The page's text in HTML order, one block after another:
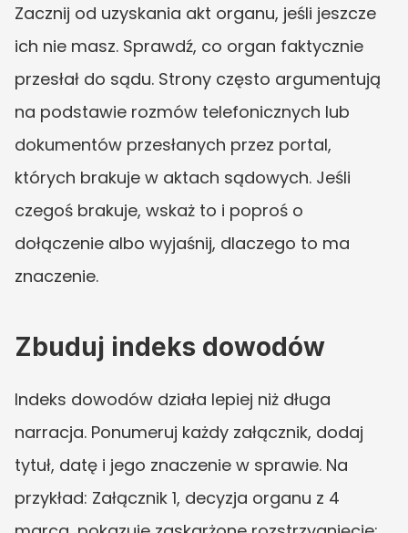
Zacznij od uzyskania akt organu, jeśli jeszcze
ich nie masz. Sprawdź, co organ faktycznie
przesłał do sądu. Strony często argumentują
na podstawie rozmów telefonicznych lub
dokumentów przesłanych przez portal,
których brakuje w aktach sądowych. Jeśli
czegoś brakuje, wskaż to i poproś o
dołączenie albo wyjaśnij, dlaczego to ma
znaczenie.
Zbuduj indeks dowodów
Indeks dowodów działa lepiej niż długa
narracja. Ponumeruj każdy załącznik, dodaj
tytuł, datę i jego znaczenie w sprawie. Na
przykład: Załącznik 1, decyzja organu z 4